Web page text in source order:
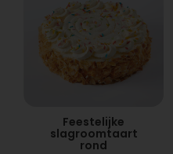
Feestelijke
slagroomtaart
rond